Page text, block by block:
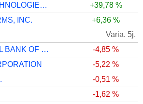
PALANTIR TECHNOLOGIES INC.
+39,78 %
INC.
+6,36 %
Varia. 5j.
AGRICULTURAL BANK OF CHINA LIMITED
-4,85 %
-5,22 %
-0,51 %
-1,62 %